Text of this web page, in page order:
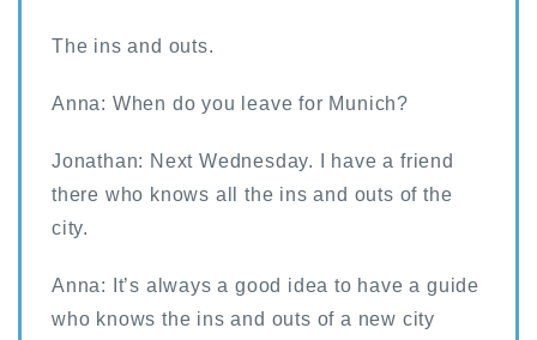
The ins and outs.
Anna: When do you leave for Munich?
Jonathan: Next Wednesday. I have a friend
there who knows all the ins and outs of the
city.
Anna: It’s always a good idea to have a guide
who knows the ins and outs of a new city